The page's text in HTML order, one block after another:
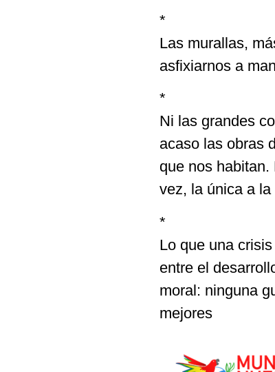
*
Las murallas,
asfixiarnos a
*
Ni las grandes
acaso las obras
que nos habitan.
vez, la única a
*
Lo que una
entre el
moral: ninguna
mejores